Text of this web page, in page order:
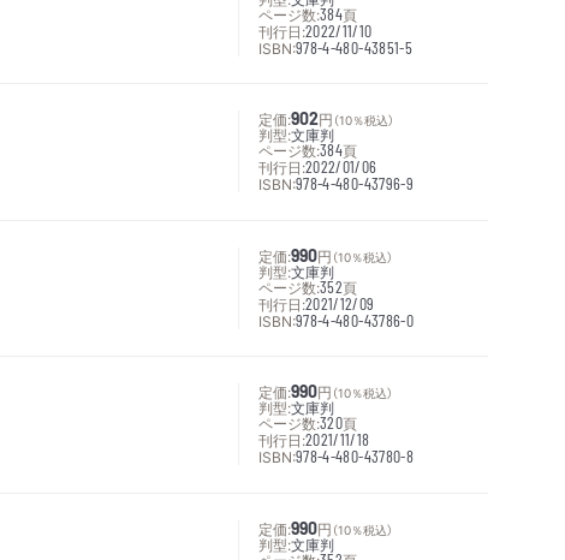
ページ数:384頁
刊行日:2022/11/10
ISBN:978-4-480-43851-5
定価:902円 （10％税込）
判型:文庫判
ページ数:384頁
刊行日:2022/01/06
ISBN:978-4-480-43796-9
定価:990円 （10％税込）
判型:文庫判
ページ数:352頁
刊行日:2021/12/09
ISBN:978-4-480-43786-0
定価:990円 （10％税込）
判型:文庫判
ページ数:320頁
刊行日:2021/11/18
ISBN:978-4-480-43780-8
定価:990円 （10％税込）
判型:文庫判